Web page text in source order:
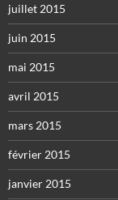
juillet 2015
juin 2015
mai 2015
avril 2015
mars 2015
février 2015
janvier 2015